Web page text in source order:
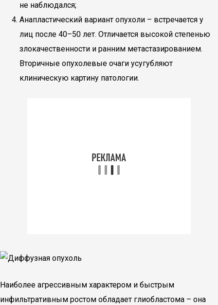
не наблюдался;
Анапластический вариант опухоли – встречается у
лиц после 40–50 лет. Отличается высокой степенью
злокачественности и ранним метастазированием.
Вторичные опухолевые очаги усугубляют
клиническую картину патологии.
Наиболее агрессивным характером и быстрым
инфильтративным ростом обладает глиобластома – она